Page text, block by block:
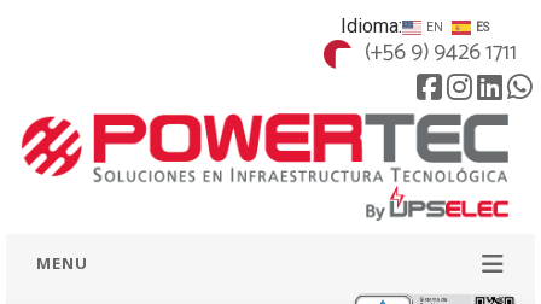
Idioma: EN ES
(+56 9) 9426 1711
MENU